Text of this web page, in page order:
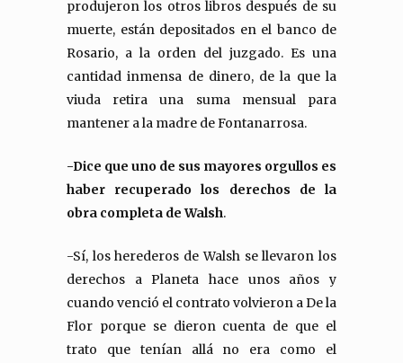
produjeron los otros libros después de su
muerte, están depositados en el banco de
Rosario, a la orden del juzgado. Es una
cantidad inmensa de dinero, de la que la
viuda retira una suma mensual para
mantener a la madre de Fontanarrosa.
-Dice que uno de sus mayores orgullos es
haber recuperado los derechos de la
obra completa de Walsh.
-Sí, los herederos de Walsh se llevaron los
derechos a Planeta hace unos años y
cuando venció el contrato volvieron a De la
Flor porque se dieron cuenta de que el
trato que tenían allá no era como el